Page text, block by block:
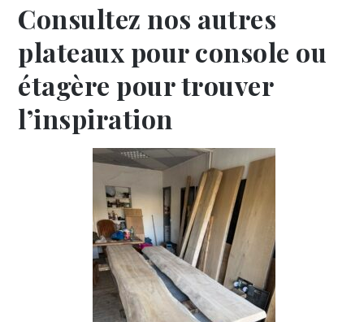
Consultez nos autres
plateaux pour console ou
étagère pour trouver
l’inspiration